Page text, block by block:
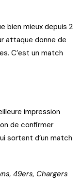
bien mieux depuis 2
attaque donne de
C’est un match
impression
de confirmer
sortent d’un match
49ers, Chargers